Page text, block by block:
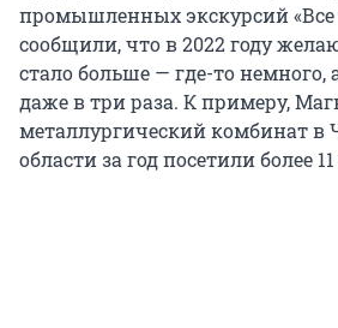
промышленных экскурсий «Все
сообщили, что в 2022 году
стало больше — где-то немного,
даже в три раза. К примеру,
металлургический комбинат в
области за год посетили более